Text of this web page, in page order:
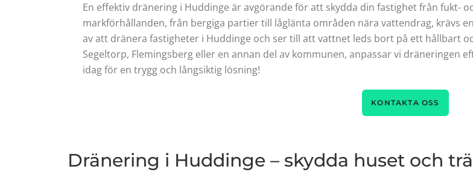
En effektiv dränering i Huddinge är avgörande för att skydda din fastighet från fukt-
markförhållanden, från bergiga partier till låglänta områden nära vattendrag, krävs
av att dränera fastigheter i Huddinge och ser till att vattnet leds bort på ett hållbart
Segeltorp, Flemingsberg eller en annan del av kommunen, anpassar vi dräneringen
idag för en trygg och långsiktig lösning!
KONTAKTA OSS
Dränering i Huddinge – skydda huset och